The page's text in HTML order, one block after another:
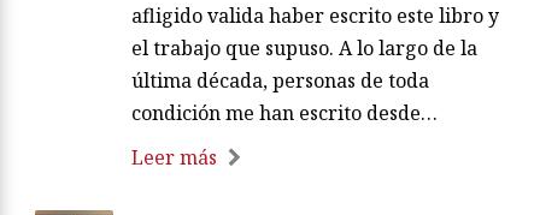
afligido valida haber escrito este libro y
el trabajo que supuso. A lo largo de la
última década, personas de toda
condición me han escrito desde…
Leer más